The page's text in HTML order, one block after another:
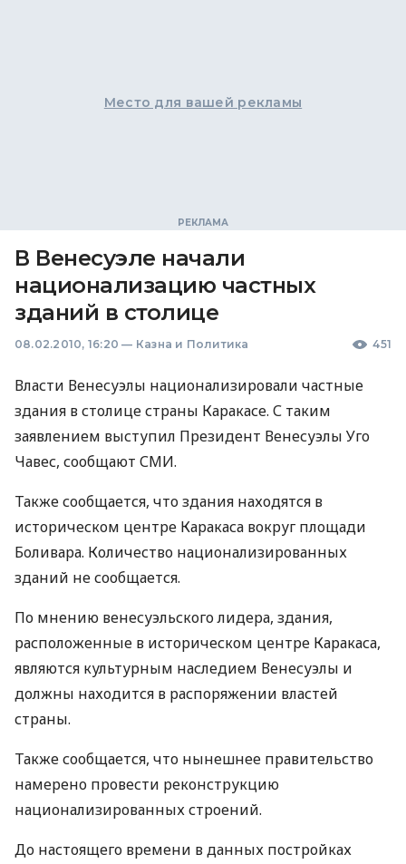
Место для вашей рекламы
В Венесуэле начали
национализацию частных
зданий в столице
08.02.2010, 16:20 — Казна и Политика 451
Власти Венесуэлы национализировали частные
здания в столице страны Каракасе. С таким
заявлением выступил Президент Венесуэлы Уго
Чавес, сообщают СМИ.
Также сообщается, что здания находятся в
историческом центре Каракаса вокруг площади
Боливара. Количество национализированных
зданий не сообщается.
По мнению венесуэльского лидера, здания,
расположенные в историческом центре Каракаса,
являются культурным наследием Венесуэлы и
должны находится в распоряжении властей
страны.
Также сообщается, что нынешнее правительство
намерено провести реконструкцию
национализированных строений.
До настоящего времени в данных постройках